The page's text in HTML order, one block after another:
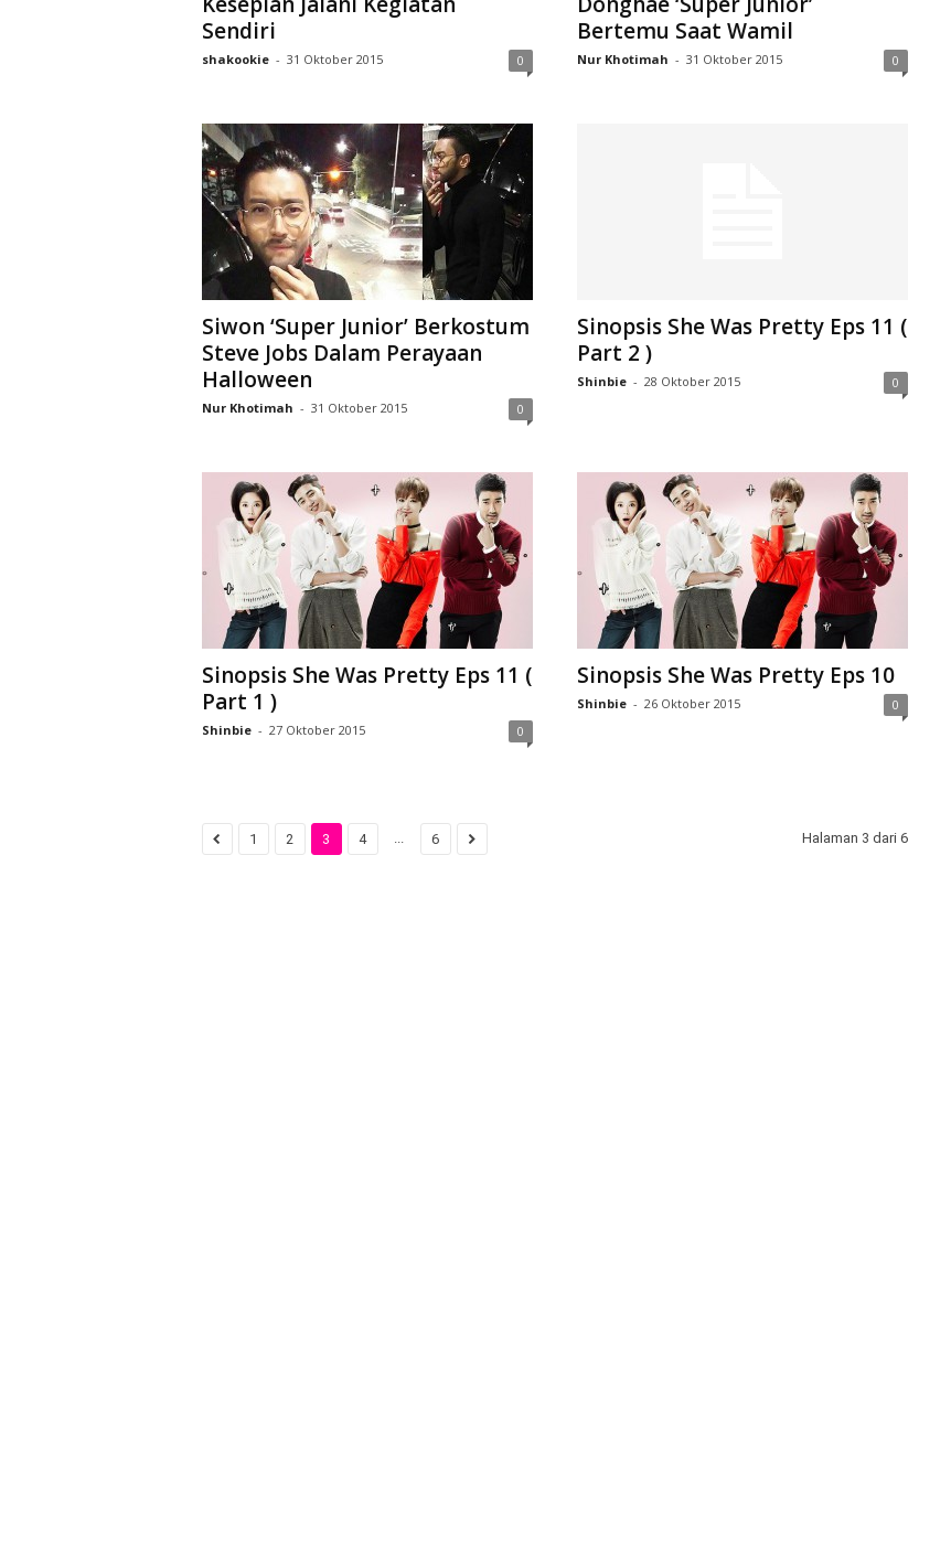
Sendiri
shakookie - 31 Oktober 2015 0
Bertemu Saat Wamil
Nur Khotimah - 31 Oktober 2015 0
Siwon ‘Super Junior’ Berkostum
Steve Jobs Dalam Perayaan
Halloween
Nur Khotimah - 31 Oktober 2015 0
Sinopsis She Was Pretty Eps 11 (
Part 2 )
Shinbie - 28 Oktober 2015 0
Sinopsis She Was Pretty Eps 11 (
Part 1 )
Shinbie - 27 Oktober 2015 0
Sinopsis She Was Pretty Eps 10
Shinbie - 26 Oktober 2015 0
1 2 3 4 ... 6 Halaman 3 dari 6